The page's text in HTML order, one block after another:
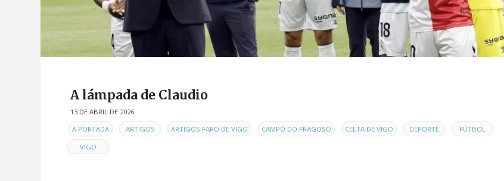
A lámpada de Claudio
13 DE ABRIL DE 2026
ENA PORTADA ARTIGOS ARTIGOS FARO DE VIGO CAMPO DO FRAGOSO CELTA DE VIGO DEPORTE FÚTBOL
VIGO